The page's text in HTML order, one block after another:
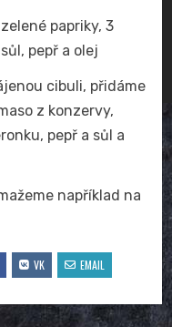
papriky, 3
pepř a olej
cibuli, přidáme
z konzervy,
pepř a sůl a
například na
VK EMAIL